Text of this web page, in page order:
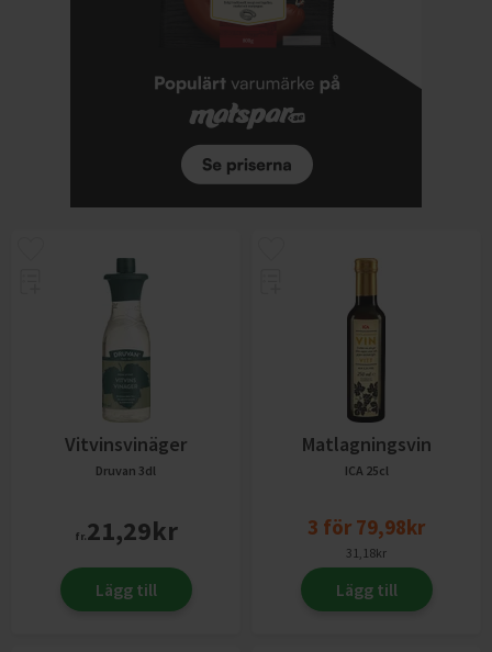
Vitvinsvinäger
Druvan 3dl
fr.21,29kr
Lägg till
Matlagningsvin
ICA 25cl
3 för 79,98kr
31,18kr
Lägg till